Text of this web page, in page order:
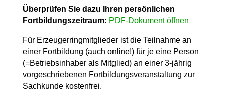
Überprüfen Sie dazu Ihren persönlichen
Fortbildungszeitraum: PDF-Dokument öffnen
Für Erzeugerringmitglieder ist die Teilnahme an
einer Fortbildung (auch online!) für je eine Person
(=Betriebsinhaber als Mitglied) an einer 3-jährig
vorgeschriebenen Fortbildungsveranstaltung zur
Sachkunde kostenfrei.